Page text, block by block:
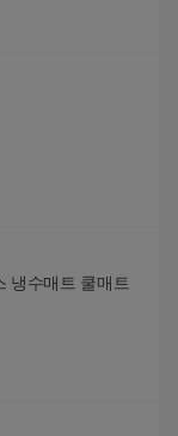
냉수매트 쿨매트